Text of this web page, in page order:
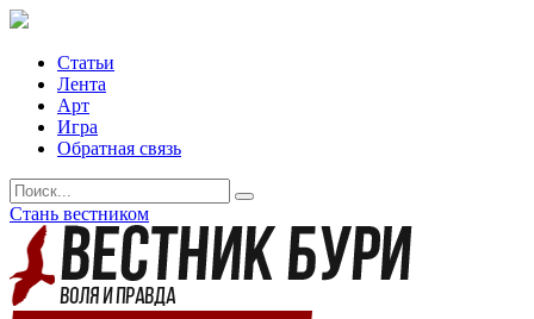
Статьи
Лента
Арт
Игра
Обратная связь
Стань вестником